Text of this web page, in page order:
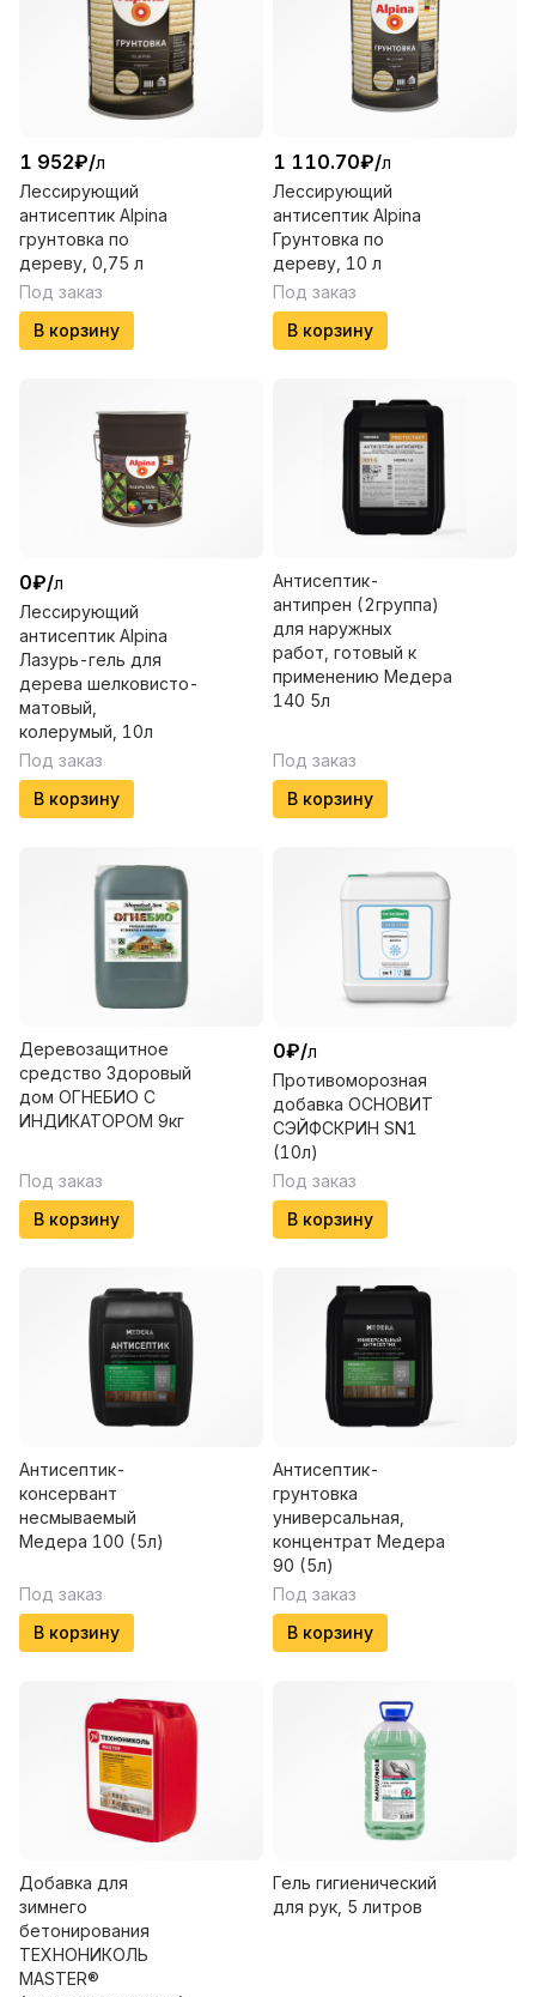
1 952₽/л
Лессирующий
антисептик Alpina
грунтовка по
дереву, 0,75 л
Под заказ
В корзину
1 110.70₽/л
Лессирующий
антисептик Alpina
Грунтовка по
дереву, 10 л
Под заказ
В корзину
0₽/л
Лессирующий
антисептик Alpina
Лазурь-гель для
дерева шелковисто-
матовый,
колерумый, 10л
Под заказ
В корзину
Антисептик-
антипрен (2группа)
для наружных
работ, готовый к
применению Медера
140 5л
Под заказ
В корзину
Деревозащитное
средство Здоровый
дом ОГНЕБИО С
ИНДИКАТОРОМ 9кг
Под заказ
В корзину
0₽/л
Противоморозная
добавка ОСНОВИТ
СЭЙФСКРИН SN1
(10л)
Под заказ
В корзину
Антисептик-
консервант
несмываемый
Медера 100 (5л)
Под заказ
В корзину
Антисептик-
грунтовка
универсальная,
концентрат Медера
90 (5л)
Под заказ
В корзину
Добавка для
зимнего
бетонирования
ТЕХНОНИКОЛЬ
MASTER®
Гель гигиенический
для рук, 5 литров